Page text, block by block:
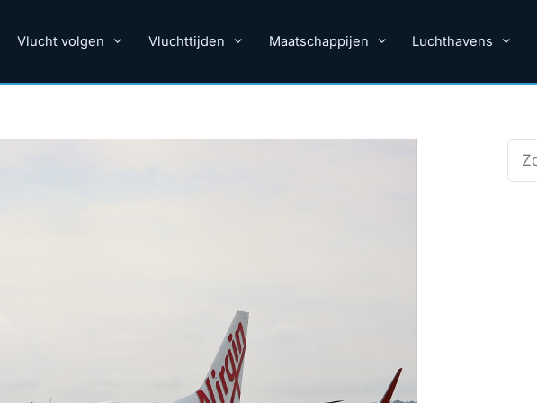
Vlucht volgen Vluchttijden Maatschappijen Luchthavens
Zoek